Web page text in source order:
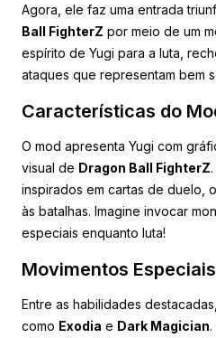
Agora, ele faz uma entrada
Ball FighterZ por meio de um
espírito de Yugi para a luta,
ataques que representam bem
Características do
O mod apresenta Yugi com
visual de Dragon Ball FighterZ
inspirados em cartas de duelo,
às batalhas. Imagine invocar
especiais enquanto luta!
Movimentos Especiais
Entre as habilidades
como Exodia e Dark Magician